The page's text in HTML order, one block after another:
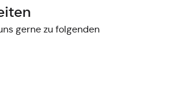
gerne zu folgenden